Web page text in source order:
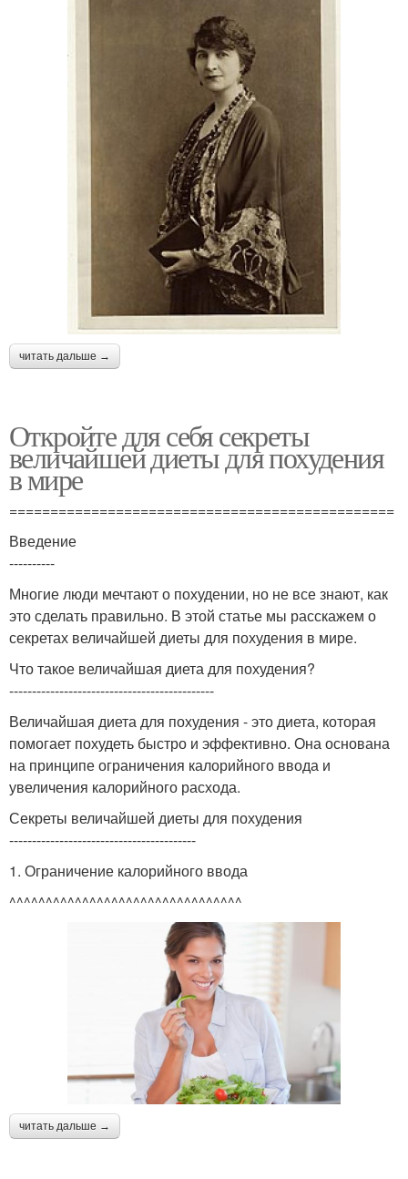
читать дальше →
Откройте для себя секреты
величайшей диеты для похудения
в мире
===============================================
Введение
----------
Многие люди мечтают о похудении, но не все знают, как
это сделать правильно. В этой статье мы расскажем о
секретах величайшей диеты для похудения в мире.
Что такое величайшая диета для похудения?
---------------------------------------------
Величайшая диета для похудения - это диета, которая
помогает похудеть быстро и эффективно. Она основана
на принципе ограничения калорийного ввода и
увеличения калорийного расхода.
Секреты величайшей диеты для похудения
-----------------------------------------
1. Ограничение калорийного ввода
^^^^^^^^^^^^^^^^^^^^^^^^^^^^^^^^
читать дальше →